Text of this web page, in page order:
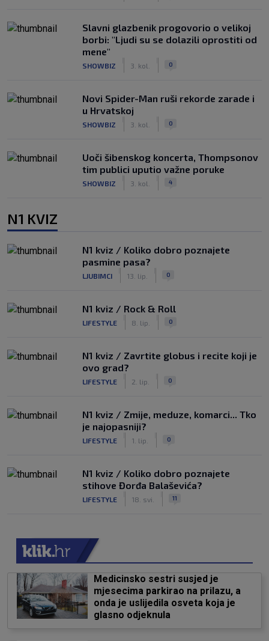
Slavni glazbenik progovorio o velikoj
borbi: "Ljudi su se dolazili oprostiti od
mene"
SHOWBIZ 3. kol. 0
Novi Spider-Man ruši rekorde zarade i
u Hrvatskoj
SHOWBIZ 3. kol. 0
Uoči šibenskog koncerta, Thompsonov
tim publici uputio važne poruke
SHOWBIZ 3. kol. 4
N1 KVIZ
N1 kviz / Koliko dobro poznajete
pasmine pasa?
LJUBIMCI 13. lip. 0
N1 kviz / Rock & Roll
LIFESTYLE 8. lip. 0
N1 kviz / Zavrtite globus i recite koji je
ovo grad?
LIFESTYLE 2. lip. 0
N1 kviz / Zmije, meduze, komarci... Tko
je najopasniji?
LIFESTYLE 1. lip. 0
N1 kviz / Koliko dobro poznajete
stihove Đorđa Balaševića?
LIFESTYLE 18. svi. 11
Medicinsko sestri susjed je
mjesecima parkirao na prilazu, a
onda je uslijedila osveta koja je
glasno odjeknula